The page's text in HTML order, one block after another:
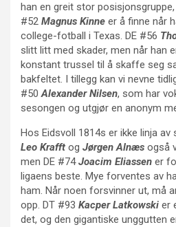
han en greit stor
#52 Magnus Kinne er å finne når
college-fotball i Texas. DE #56
slitt litt med skader, men når han
konstant trussel til å skaffe seg
bakfeltet. I tillegg kan vi nevne
#50Alexander Nilsen, som har
sesongen og utgjør en anonym
Hos Eidsvoll 1814s er ikke linja
Leo Krafft og Jørgen Alnæs også
men DE #74Joacim Eliassen er
ligaens beste. Mye forventes av
ham. Når noen forsvinner ut, må
opp. DT #93 Kacper Latkowski er
det, og den gigantiske unggutten